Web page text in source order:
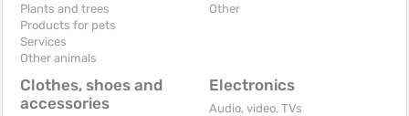
Plants and trees
Products for pets
Services
Other animals
Other
Clothes, shoes and
accessories
Electronics
Audio, video, TVs